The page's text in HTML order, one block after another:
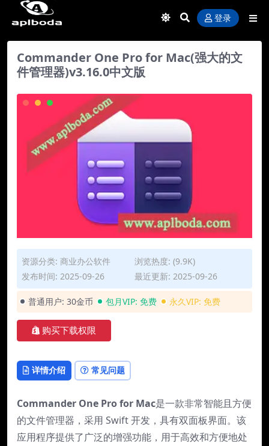
登录
Commander One Pro for Mac(强大的文
件管理器)v3.16.0中文版
资源分类: 商业办公软件
浏览热度: (9.9K)
发布时间: 2025-09-26
最近更新: 2025-09-26
普通用户: 30金币 包月VIP: 免费 永久VIP: 免费
购买下载权限
详情介绍 常见问题
Commander One Pro for Mac是一款非常智能且方便
的文件管理器，采用 Swift 开发，具有双面板界面。该
应用程序提供了广泛的增强功能，用于高效和方便地处